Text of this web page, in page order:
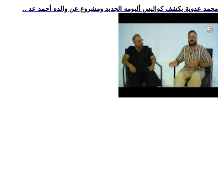
.. محمد عدوية يكشف كواليس ألبومه الجديد ومشروع عن والده أحمد عد